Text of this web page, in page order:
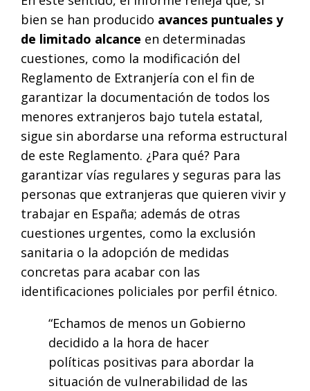
bien se han producido avances puntuales y
de limitado alcance en determinadas
cuestiones, como la modificación del
Reglamento de Extranjería con el fin de
garantizar la documentación de todos los
menores extranjeros bajo tutela estatal,
sigue sin abordarse una reforma estructural
de este Reglamento. ¿Para qué? Para
garantizar vías regulares y seguras para las
personas que extranjeras que quieren vivir y
trabajar en España; además de otras
cuestiones urgentes, como la exclusión
sanitaria o la adopción de medidas
concretas para acabar con las
identificaciones policiales por perfil étnico.
“Echamos de menos un Gobierno
decidido a la hora de hacer
políticas positivas para abordar la
situación de vulnerabilidad de las